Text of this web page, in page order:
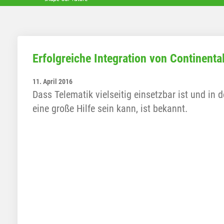
Erfolgreiche Integration von
11. April 2016
Dass Telematik vielseitig einsetzbar ist und in
eine große Hilfe sein kann, ist bekannt.